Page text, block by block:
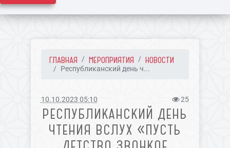
ГЛАВНАЯ МЕРОПРИЯТИЯ НОВОСТИ
Республиканский день ч...
10.10.2023 05:10 25
РЕСПУБЛИКАНСКИЙ ДЕНЬ
ЧТЕНИЯ ВСЛУХ «ПУСТЬ